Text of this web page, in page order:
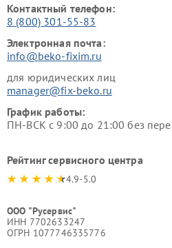
Контактный телефон:
8 (800) 301-55-83
Электронная почта:
info@beko-fixim.ru
для юридических лиц
manager@fix-beko.ru
График работы:
ПН-ВСК с 9:00 до 21:00 без
Рейтинг сервисного центра
4.9-5.0
ООО "Русервис"
ИНН 7702633247
ОГРН 1077746335776